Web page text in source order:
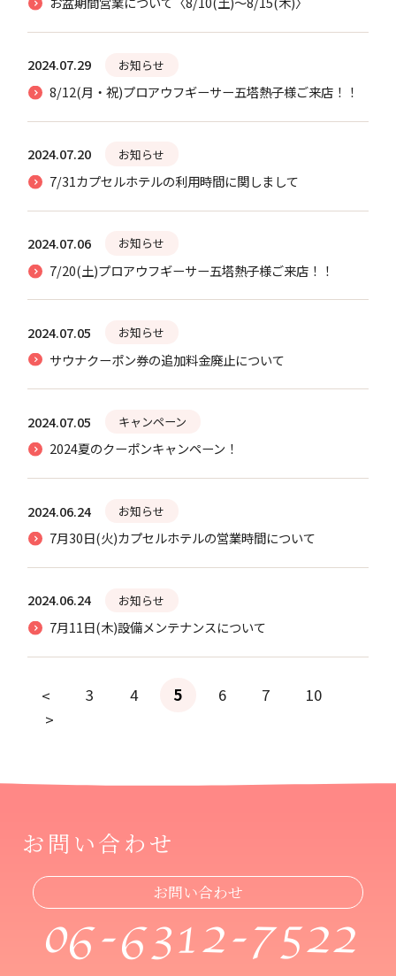
2024.07.29 お知らせ
8/12(月・祝)プロアウフギーサー五塔熱子様ご来店！！
2024.07.20 お知らせ
7/31カプセルホテルの利用時間に関しまして
2024.07.06 お知らせ
7/20(土)プロアウフギーサー五塔熱子様ご来店！！
2024.07.05 お知らせ
サウナクーポン券の追加料金廃止について
2024.07.05 キャンペーン
2024夏のクーポンキャンペーン！
2024.06.24 お知らせ
7月30日(火)カプセルホテルの営業時間について
2024.06.24 お知らせ
7月11日(木)設備メンテナンスについて
< 3 4 5 6 7
10
>
お問い合わせ
お問い合わせ
06-6312-7522